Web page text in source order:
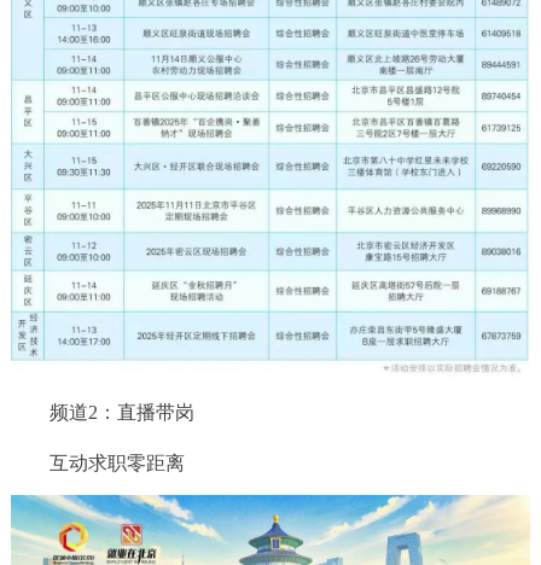
参与调查 在线访谈 图说互动
走进北京
北京概况 十六区概览 人文北京
绿色北京 视频北京
多语种
ENGLISH 한국어 日本語
ESPAÑOL العربية PORTUGUÊS
频道2：直播带岗
互动求职零距离